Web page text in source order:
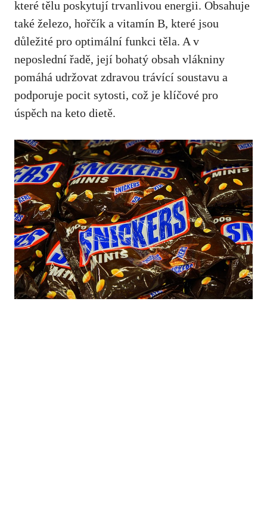
které tělu poskytují‌ trvanlivou energii. Obsahuje
také železo, hořčík a vitamín​ B, které jsou
důležité ⁢pro optimální funkci těla. A v
neposlední řadě, její bohatý obsah vlákniny
pomáhá udržovat zdravou trávící soustavu a
podporuje pocit sytosti, což je klíčové pro
úspěch na keto dietě.